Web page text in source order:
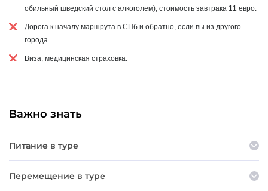
обильный шведский стол с алкоголем), стоимость завтрака 11 евро.
Дорога к началу маршрута в СПб и обратно, если вы из другого
города
Виза, медицинская страховка.
Важно знать
Питание в туре
Перемещение в туре